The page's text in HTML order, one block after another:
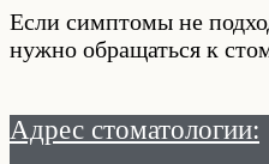
Если симптомы не
нужно обращаться к
Адрес стоматологии: